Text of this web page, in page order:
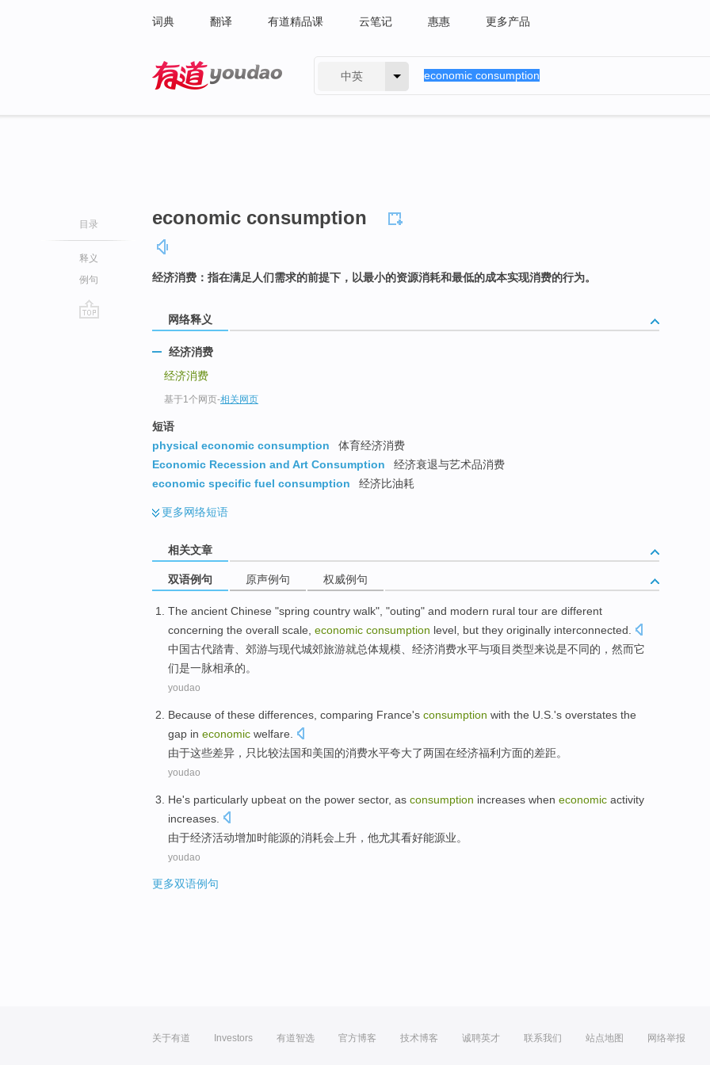
词典 翻译 有道精品课 云笔记 惠惠 更多产品
中英
目录
释义
例句
economic consumption
经济消费：指在满足人们需求的前提下，以最小的资源消耗和最低的成本实现消费的行为。
网络释义
经济消费
经济消费
基于1个网页-相关网页
短语
physical economic consumption
体育经济消费
Economic Recession and Art Consumption
经济衰退与艺术品消费
economic specific fuel consumption
经济比油耗
更多网络短语
相关文章
双语例句 原声例句 权威例句
The ancient Chinese "spring country walk", "outing" and modern rural tour are different
concerning the overall scale economic consumption level but they originally interconnected
中国古代踏青 郊游与现代城郊旅游就总体规模 经济消费水平与项目类型来说是不同的， 然而它
们是一脉相承的。
youdao
Because of these differences comparing France's consumption with the U.S .'s overstates the
gap in economic welfare
由于这些差异 ， 只比较法国和美国的消费水平夸大了两国在经济福利方面的差距。
youdao
He's particularly upbeat on the power sector, as consumption increases when economic activity
increases
由于经济活动增加时能源的消耗会 上升 ， 他尤其看好能源业。
youdao
更多双语例句
关于有道 Investors 有道智选 官方博客 技术博客 诚聘英才 联系我们 站点地图 网络举报